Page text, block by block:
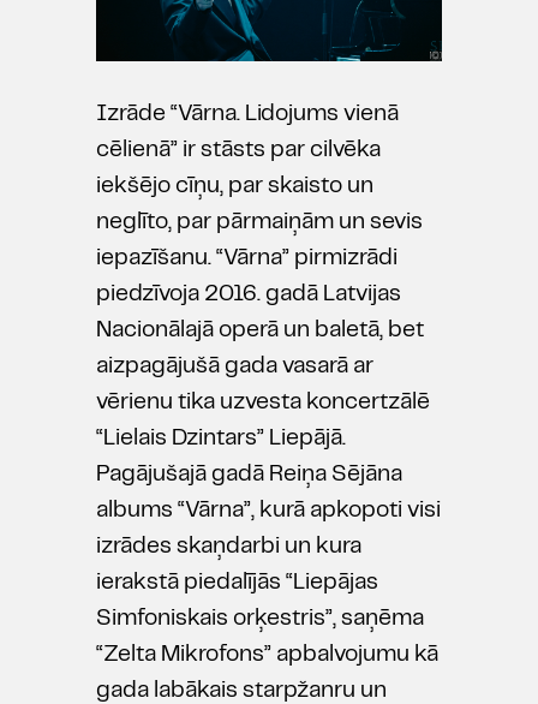
Izrāde “Vārna. Lidojums vienā
cēlienā” ir stāsts par cilvēka
iekšējo cīņu, par skaisto un
neglīto, par pārmaiņām un sevis
iepazīšanu. “Vārna” pirmizrādi
piedzīvoja 2016. gadā Latvijas
Nacionālajā operā un baletā, bet
aizpagājušā gada vasarā ar
vērienu tika uzvesta koncertzālē
“Lielais Dzintars” Liepājā.
Pagājušajā gadā Reiņa Sējāna
albums “Vārna”, kurā apkopoti visi
izrādes skaņdarbi un kura
ierakstā piedalījās “Liepājas
Simfoniskais orķestris”, saņēma
“Zelta Mikrofons” apbalvojumu kā
gada labākais starpžanru un